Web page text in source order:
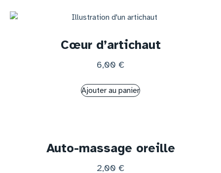
Cœur d’artichaut
6,00 €
Ajouter au panier
Auto-massage oreille
2,00 €